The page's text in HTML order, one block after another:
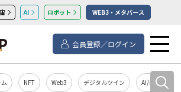
AI ロボット WEB3・メタバース
会員登録／ログイン
NFT Web3 デジタルツイン AI/自然言語処